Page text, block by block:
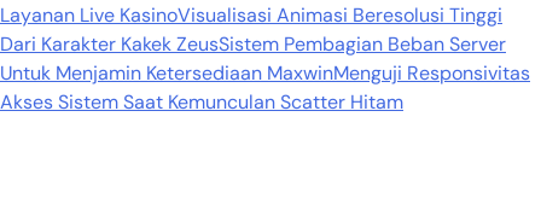
Layanan Live KasinoVisualisasi Animasi Beresolusi Tinggi
Dari Karakter Kakek ZeusSistem Pembagian Beban Server
Untuk Menjamin Ketersediaan MaxwinMenguji Responsivitas
Akses Sistem Saat Kemunculan Scatter Hitam